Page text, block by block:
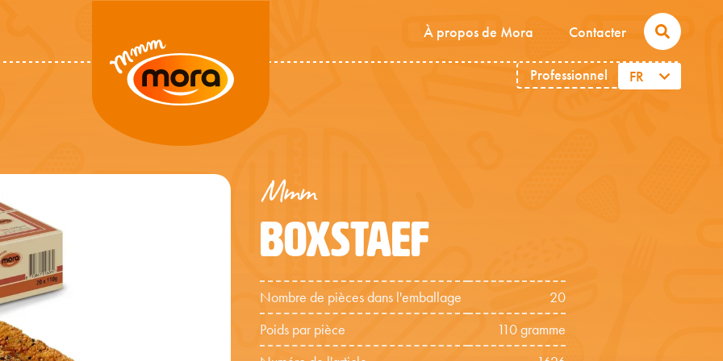
À propos de Mora Contacter
Professionnel FR
Mmm
BOXSTAEF
Nombre de pièces dans l'emballage
20
Poids par pièce
110 gramme